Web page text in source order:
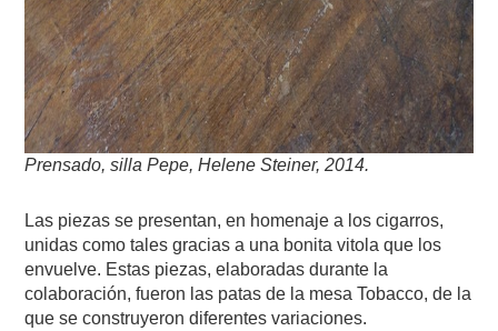
Prensado, silla Pepe, Helene Steiner, 2014.
Las piezas se presentan, en homenaje a los cigarros,
unidas como tales gracias a una bonita vitola que los
envuelve. Estas piezas, elaboradas durante la
colaboración, fueron las patas de la mesa Tobacco, de la
que se construyeron diferentes variaciones.